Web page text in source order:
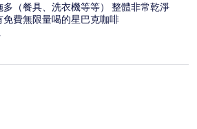
（餐具、洗衣機等等） 整體非常乾淨
免費無限量喝的星巴克咖啡